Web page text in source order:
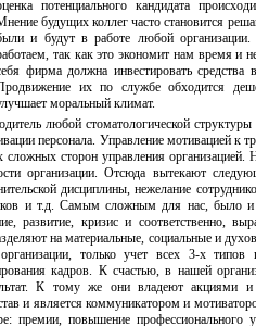
потенциального кандидата
будущих коллег часто становится
и будут в работе любой
так как это экономит нам время и
фирма должна инвестировать средства
их по службе обходится
моральный климат.
любой стоматологической
персонала. Управление мотивацией к
сторон управления организацией.
организации. Отсюда вытекают
дисциплины, нежелание
и т.д. Самым сложным для нас, было и
развитие, кризис и соответственно,
на материальные, социальные и
только учет всех 3-х типов
кадров. К счастью, в нашей
К тому же они владеют акциями и
и является коммуникатором и
премии, повышение профессионального